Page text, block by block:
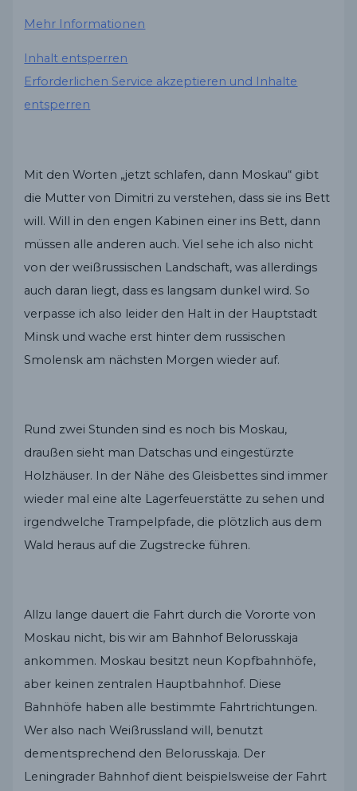
Mehr Informationen
Inhalt entsperren
Erforderlichen Service akzeptieren und Inhalte
entsperren
Mit den Worten „jetzt schlafen, dann Moskau“ gibt
die Mutter von Dimitri zu verstehen, dass sie ins Bett
will. Will in den engen Kabinen einer ins Bett, dann
müssen alle anderen auch. Viel sehe ich also nicht
von der weißrussischen Landschaft, was allerdings
auch daran liegt, dass es langsam dunkel wird. So
verpasse ich also leider den Halt in der Hauptstadt
Minsk und wache erst hinter dem russischen
Smolensk am nächsten Morgen wieder auf.
Rund zwei Stunden sind es noch bis Moskau,
draußen sieht man Datschas und eingestürzte
Holzhäuser. In der Nähe des Gleisbettes sind immer
wieder mal eine alte Lagerfeuerstätte zu sehen und
irgendwelche Trampelpfade, die plötzlich aus dem
Wald heraus auf die Zugstrecke führen.
Allzu lange dauert die Fahrt durch die Vororte von
Moskau nicht, bis wir am Bahnhof Belorusskaja
ankommen. Moskau besitzt neun Kopfbahnhöfe,
aber keinen zentralen Hauptbahnhof. Diese
Bahnhöfe haben alle bestimmte Fahrtrichtungen.
Wer also nach Weißrussland will, benutzt
dementsprechend den Belorusskaja. Der
Leningrader Bahnhof dient beispielsweise der Fahrt